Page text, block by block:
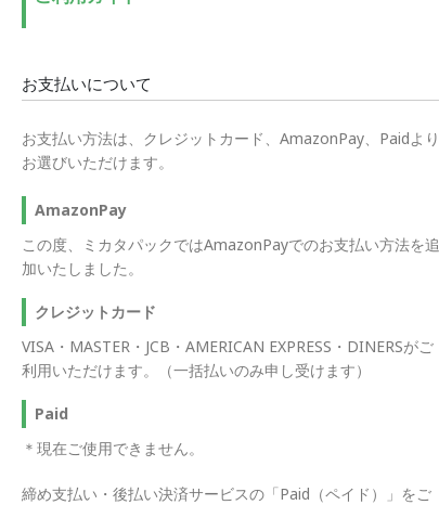
お支払いについて
お支払い方法は、クレジットカード、AmazonPay、Paidより
お選びいただけます。
AmazonPay
この度、ミカタパックではAmazonPayでのお支払い方法を追
加いたしました。
クレジットカード
VISA・MASTER・JCB・AMERICAN EXPRESS・DINERSがご
利用いただけます。（一括払いのみ申し受けます）
Paid
＊現在ご使用できません。
締め支払い・後払い決済サービスの「Paid（ペイド）」をご